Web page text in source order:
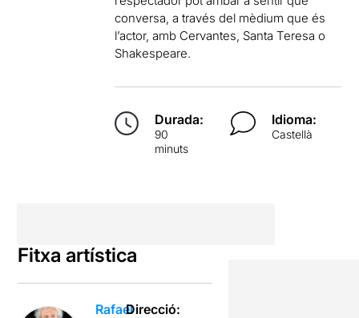
conversa, a través del mèdium que és
l’actor, amb Cervantes, Santa Teresa o
Shakespeare.
Durada:
90
minuts
Idioma:
Castellà
Fitxa artística
RafaelDirecció: